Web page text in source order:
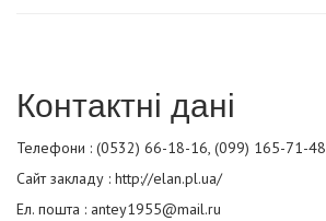
Контактні дані
Телефони : (0532) 66-18-16, (099) 165-71-48
Сайт закладу : http://elan.pl.ua/
Ел. пошта : antey1955@mail.ru